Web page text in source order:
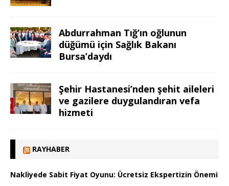
Abdurrahman Tığ’ın oğlunun
düğümü için Sağlık Bakanı
Bursa’daydı
Şehir Hastanesi’nden şehit aileleri
ve gazilere duygulandıran vefa
hizmeti
RAYHABER
Nakliyede Sabit Fiyat Oyunu: Ücretsiz Ekspertizin Önemi